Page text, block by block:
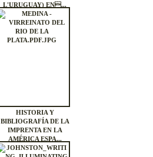
L'URUGUAY) EN...
HISTORIA Y
BIBLIOGRAFÍA DE LA
IMPRENTA EN LA
AMÉRICA ESPA...